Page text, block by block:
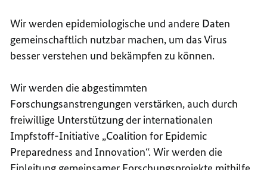
Wir werden epidemiologische und andere Daten
gemeinschaftlich nutzbar machen, um das Virus
besser verstehen und bekämpfen zu können.
Wir werden die abgestimmten
Forschungsanstrengungen verstärken, auch durch
freiwillige Unterstützung der internationalen
Impfstoff-Initiative „Coalition for Epidemic
Preparedness and Innovation“. Wir werden die